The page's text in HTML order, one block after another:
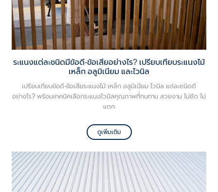
ระแนงแต่ละชนิดมีข้อดี-ข้อเสียอย่างไร? เปรียบเทียบระแนงไม้
เหล็ก อลูมิเนียม และไวนิล
เปรียบเทียบข้อดี-ข้อเสียระแนงไม้ เหล็ก อลูมิเนียม ไวนิล แต่ละชนิดดี
อย่างไร? พร้อมเทคนิคเลือกระแนงไวนิลคุณภาพที่ทนทาน สวยงาม ไม่ซีด ไม่
แตก
ดูเพิ่มเติม